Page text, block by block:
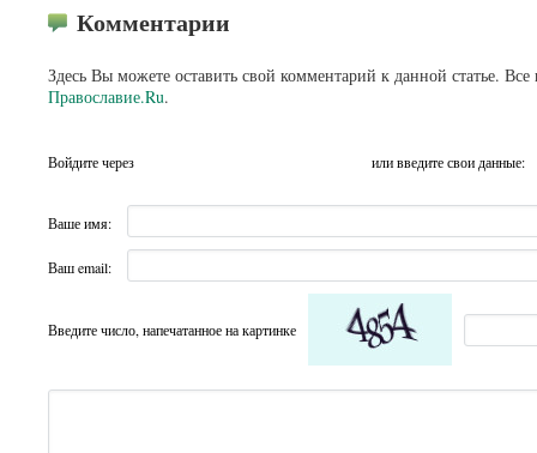
Комментарии
Здесь Вы можете оставить свой комментарий к данной статье.
Православие.Ru.
Войдите через или введите свои данные:
Ваше имя:
Ваш email:
Введите число, напечатанное на картинке